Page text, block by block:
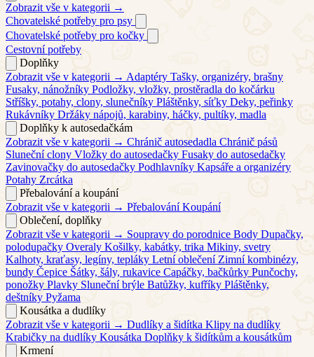
Zobrazit vše v kategorii →
Chovatelské potřeby pro psy
Chovatelské potřeby pro kočky
Cestovní potřeby
Doplňky
Zobrazit vše v kategorii → Adaptéry Tašky, organizéry, brašny
Fusaky, nánožníky Podložky, vložky, prostěradla do kočárku
Stříšky, potahy, clony, slunečníky Pláštěnky, síťky Deky, peřinky
Rukávníky Držáky nápojů, karabiny, háčky, pultíky, madla
Doplňky k autosedačkám
Zobrazit vše v kategorii → Chránič autosedadla Chránič pásů
Sluneční clony Vložky do autosedačky Fusaky do autosedačky
Zavinovačky do autosedačky Podhlavníky Kapsáře a organizéry
Potahy Zrcátka
Přebalování a koupání
Zobrazit vše v kategorii → Přebalování Koupání
Oblečení, doplňky
Zobrazit vše v kategorii → Soupravy do porodnice Body Dupačky,
polodupačky Overaly Košilky, kabátky, trika Mikiny, svetry
Kalhoty, kraťasy, legíny, tepláky Letní oblečení Zimní kombinézy,
bundy Čepice Šátky, šály, rukavice Capáčky, bačkůrky Punčochy,
ponožky Plavky Sluneční brýle Batůžky, kufříky Pláštěnky,
deštníky Pyžama
Kousátka a dudlíky
Zobrazit vše v kategorii → Dudlíky a šidítka Klipy na dudlíky
Krabičky na dudlíky Kousátka Doplňky k šidítkům a kousátkům
Krmení